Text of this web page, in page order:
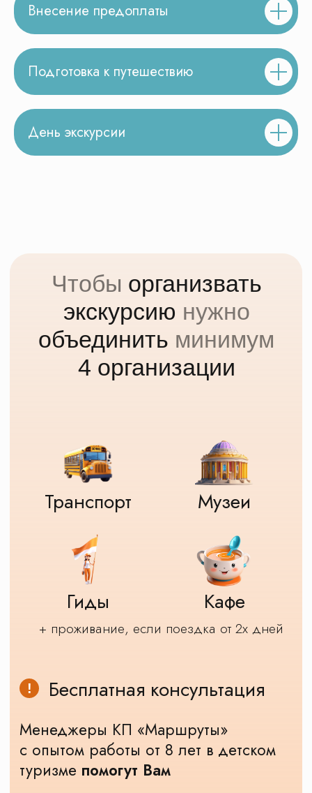
Внесение предоплаты
Подготовка к путешествию
День экскурсии
Расскажем подробно про экскурсию
и наши автобусы
Подберем несколько похожих
экскурсий в нужную дату
Забронировать экскурсию
Получить программу в WhatsApp
Другие школьные
Новости о КП Маршруты
Наши достижения и награды